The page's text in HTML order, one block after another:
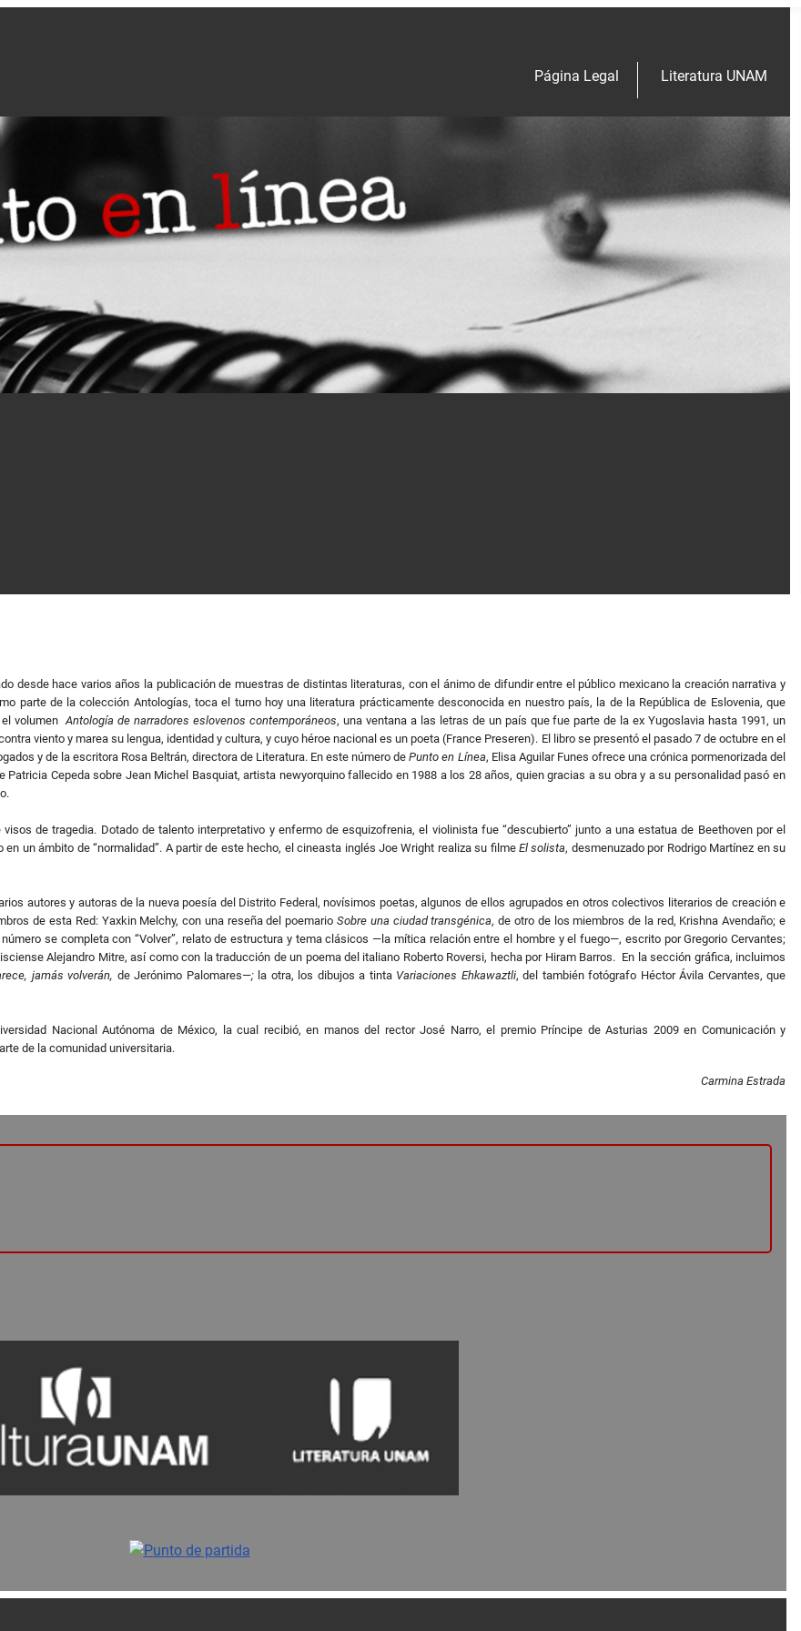
Literatura UNAM
Página Legal
desde hace varios años la publicación de muestras de distintas literaturas, con el ánimo de difundir entre el público mexicano la creación narrativa y
parte de la colección Antologías, toca el turno hoy una literatura prácticamente desconocida en nuestro país, la de la República de Eslovenia, que
el volumenAntología de narradores eslovenos contemporáneos, una ventana a las letras de un país que fue parte de la ex Yugoslavia hasta 1991, un
viento y marea su lengua, identidad y cultura, y cuyo héroe nacional es un poeta (France Preseren). El libro se presentó el pasado 7 de octubre en el
y de la escritora Rosa Beltrán, directora de Literatura. En este número dePunto en Línea, Elisa Aguilar Funes ofrece una crónica pormenorizada del
Cepeda sobre Jean Michel Basquiat, artista newyorquino fallecido en 1988 a los 28 años, quien gracias a su obra y a su personalidad pasó en
de tragedia. Dotado de talento interpretativo y enfermo de esquizofrenia, el violinista fue “descubierto” junto a una estatua de Beethoven por el
un ámbito de “normalidad”. A partir de este hecho, el cineasta inglés Joe Wright realiza su filmeEl solista, desmenuzado por Rodrigo Martínez en su
autores y autoras de la nueva poesía del Distrito Federal, novísimos poetas, algunos de ellos agrupados en otros colectivos literarios de creación e
de esta Red: Yaxkin Melchy, con una reseña del poemarioSobre una ciudad transgénica, de otro de los miembros de la red, Krishna Avendaño; e
se completa con “Volver”, relato de estructura y tema clásicos —la mítica relación entre el hombre y el fuego—, escrito por Gregorio Cervantes;
Alejandro Mitre, así como con la traducción de un poema del italiano Roberto Roversi, hecha por Hiram Barros. En la sección gráfica, incluimos
jamás volverán, de Jerónimo Palomares—; la otra, los dibujos a tinta Variaciones Ehkawaztli, del también fotógrafo Héctor Ávila Cervantes, que
Nacional Autónoma de México, la cual recibió, en manos del rector José Narro, el premio Príncipe de Asturias 2009 en Comunicación y
de la comunidad universitaria.
Carmina Estrada